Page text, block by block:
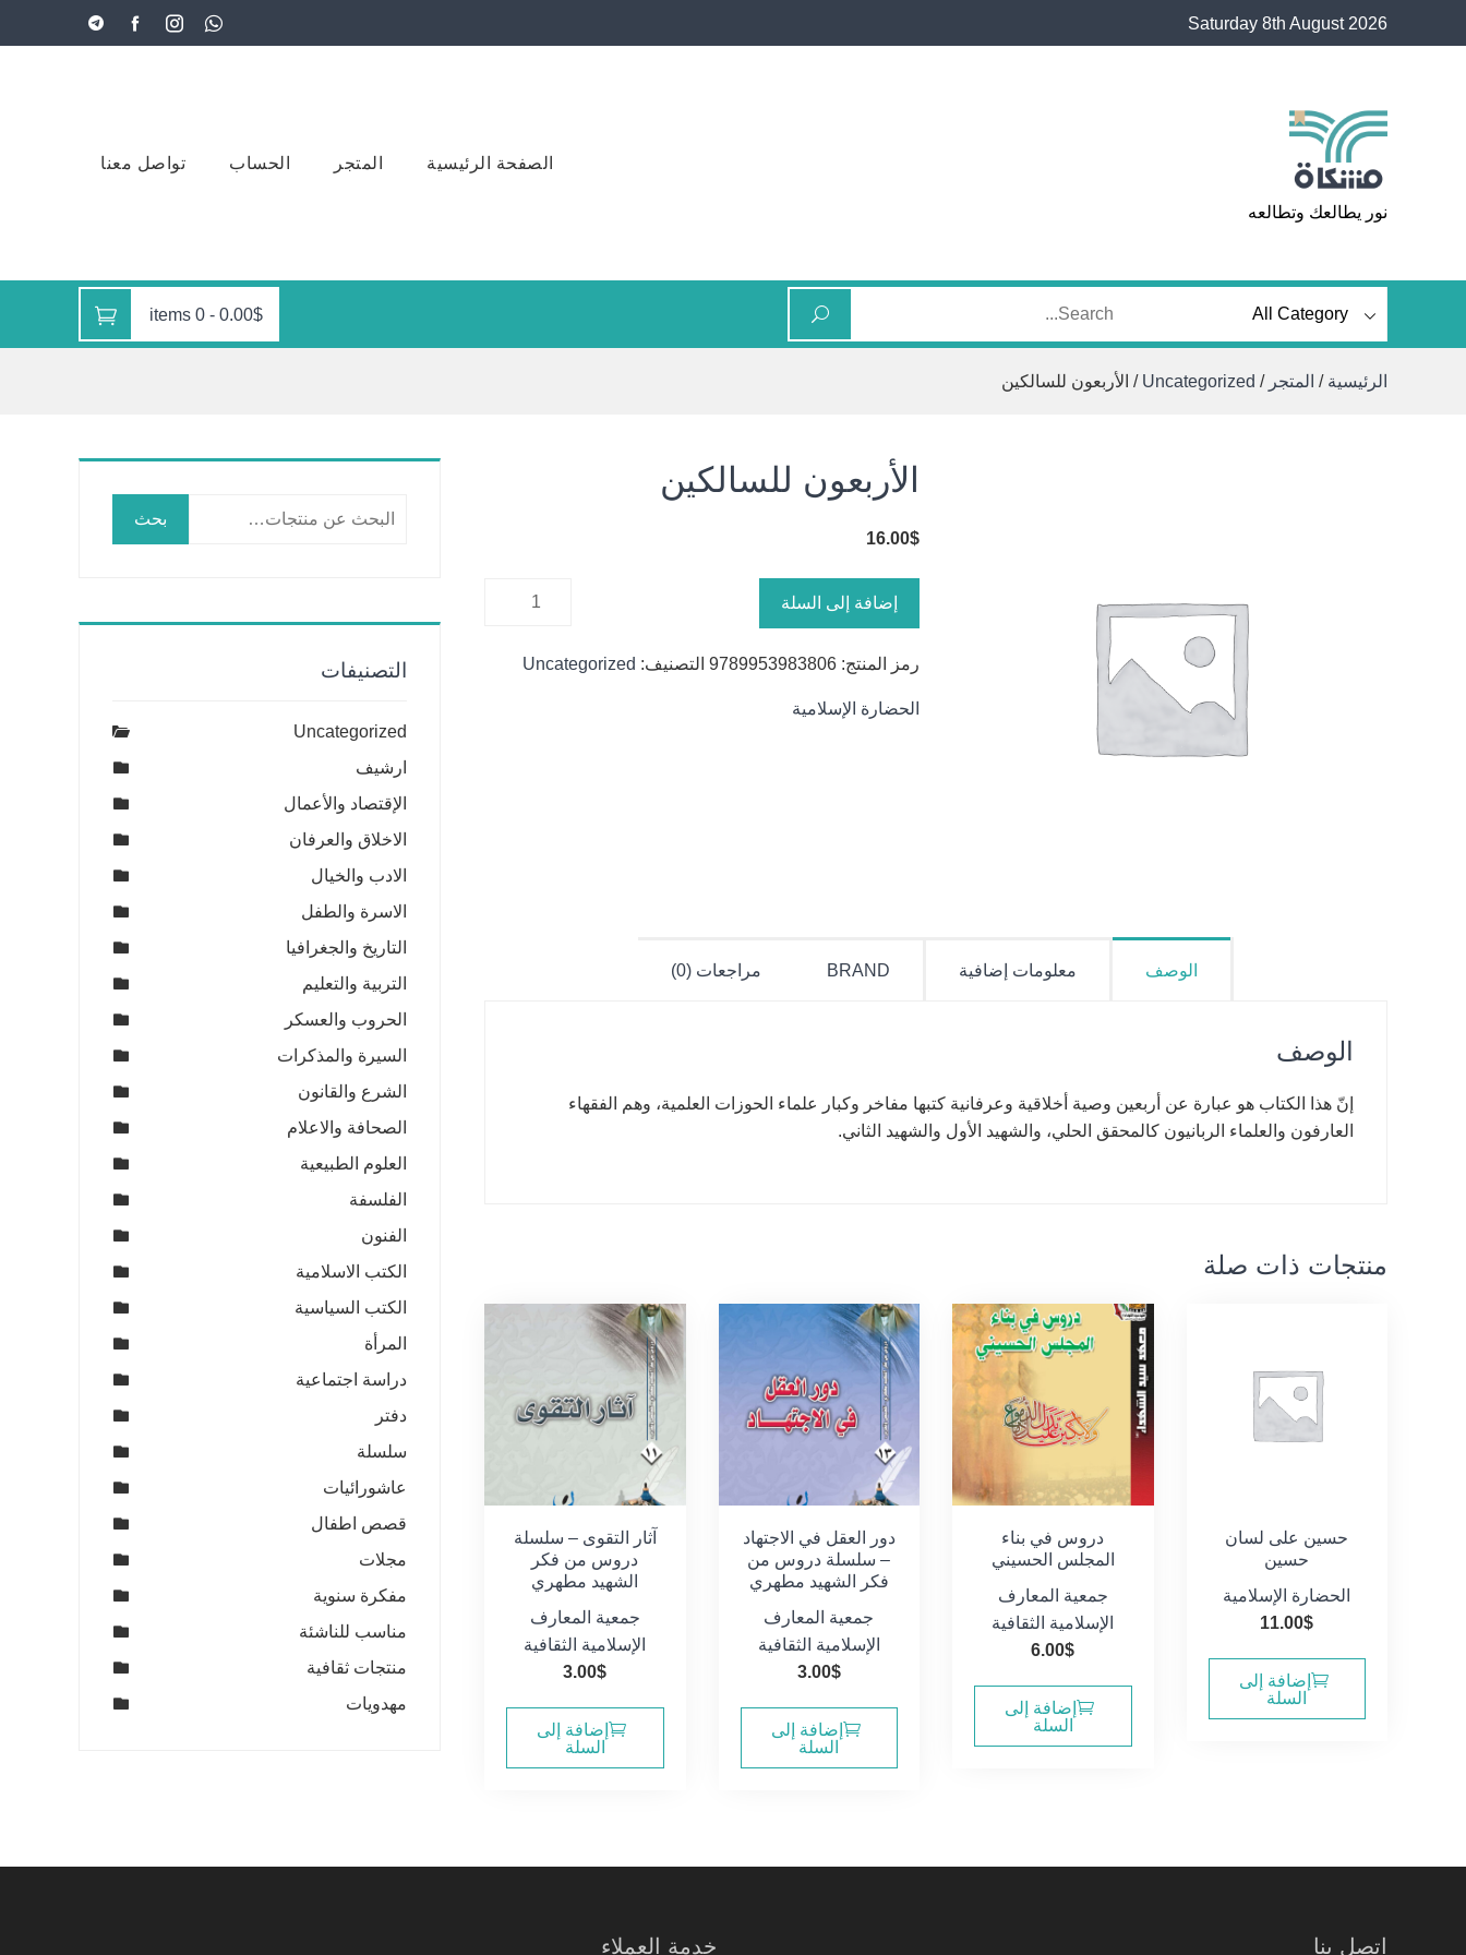
Saturday 8th August 2026
مشكاة
نور يطالعك وتطالعه
الصفحة الرئيسية المتجر الحساب تواصل معنا
0.00$
-
0 items
الرئيسية / المتجر /
Uncategorized / الأربعون للسالكين
الأربعون للسالكين
16.00$
إضافة إلى السلة
رمز المنتج: 9789953983806 التصنيف: Uncategorized
الحضارة الإسلامية
الوصف معلومات إضافية BRAND مراجعات (0)
الوصف
إنّ هذا الكتاب هو عبارة عن أربعين وصية أخلاقية وعرفانية كتبها مفاخر وكبار علماء الحوزات العلمية، وهم الفقهاء
العارفون والعلماء الربانيون كالمحقق الحلي، والشهيد الأول والشهيد الثاني.
منتجات ذات صلة
حسين على لسان
حسين
الحضارة الإسلامية
11.00$
إضافة إلى
السلة
دروس في بناء
المجلس الحسيني
جمعية المعارف
الإسلامية الثقافية
6.00$
إضافة إلى
السلة
دور العقل في الاجتهاد
– سلسلة دروس من
فكر الشهيد مطهري
جمعية المعارف
الإسلامية الثقافية
3.00$
إضافة إلى
السلة
آثار التقوى – سلسلة
دروس من فكر
الشهيد مطهري
جمعية المعارف
الإسلامية الثقافية
3.00$
إضافة إلى
السلة
بحث
التصنيفات
Uncategorized
ارشيف
الإقتصاد والأعمال
الاخلاق والعرفان
الادب والخيال
الاسرة والطفل
التاريخ والجغرافيا
التربية والتعليم
الحروب والعسكر
السيرة والمذكرات
الشرع والقانون
الصحافة والاعلام
العلوم الطبيعية
الفلسفة
الفنون
الكتب الاسلامية
الكتب السياسية
المرأة
دراسة اجتماعية
دفتر
سلسلة
عاشورائيات
قصص اطفال
مجلات
مفكرة سنوية
مناسب للناشئة
منتجات ثقافية
مهدويات
اتصل بنا خدمة العملاء